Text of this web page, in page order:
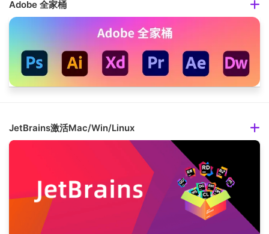
Adobe 全家桶
JetBrains激活Mac/Win/Linux